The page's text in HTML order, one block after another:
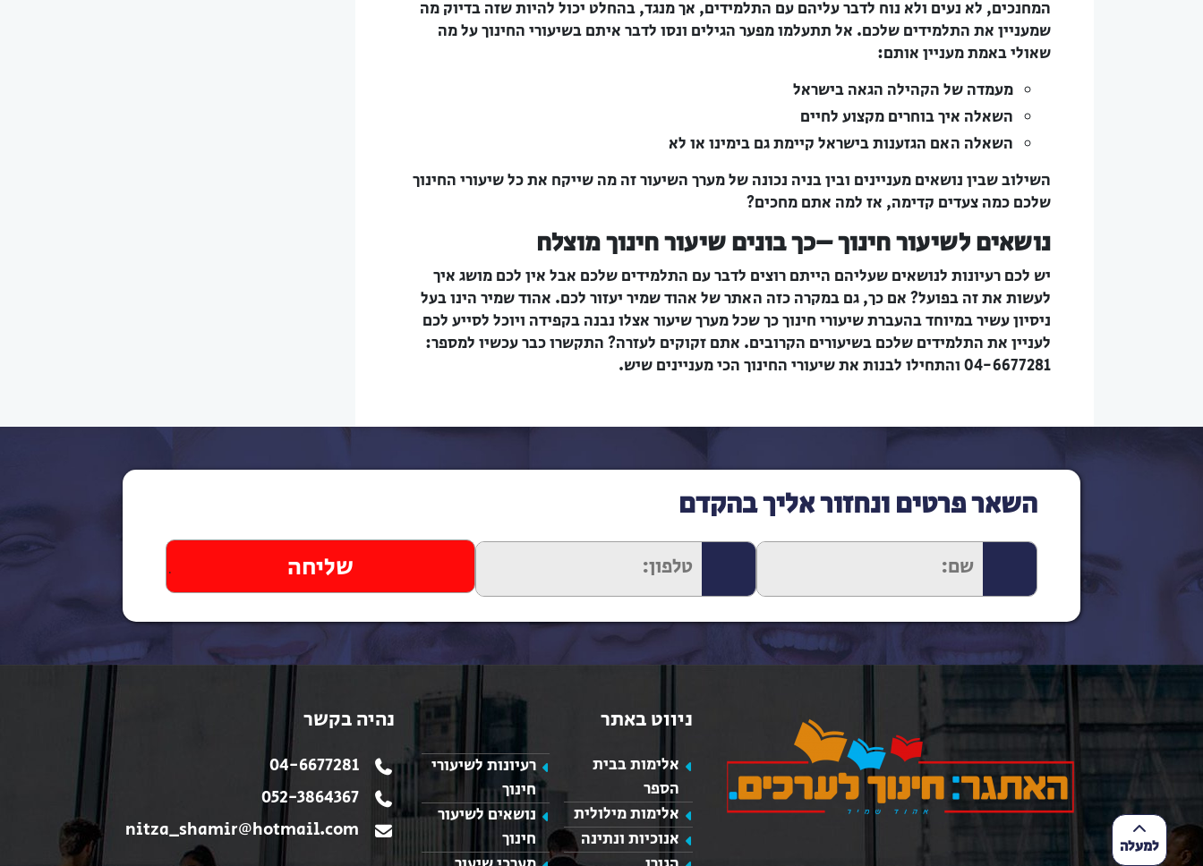
המחנכים, לא נעים ולא נוח לדבר עליהם עם התלמידים, אך מנגד, בהחלט יכול להיות שזה בדיוק מה
שמעניין את התלמידים שלכם. אל תתעלמו מפער הגילים ונסו לדבר איתם בשיעורי החינוך על מה
שאולי באמת מעניין אותם:
מעמדה של הקהילה הגאה בישראל
השאלה איך בוחרים מקצוע לחיים
השאלה האם הגזענות בישראל קיימת גם בימינו או לא
השילוב שבין נושאים מעניינים ובין בניה נכונה של מערך השיעור זה מה שייקח את כל שיעורי החינוך
שלכם כמה צעדים קדימה, אז למה אתם מחכים?
נושאים לשיעור חינוך –כך בונים שיעור חינוך מוצלח
יש לכם רעיונות לנושאים שעליהם הייתם רוצים לדבר עם התלמידים שלכם אבל אין לכם מושג איך
לעשות את זה בפועל? אם כך, גם במקרה כזה האתר של אהוד שמיר יעזור לכם. אהוד שמיר הינו בעל
ניסיון עשיר במיוחד בהעברת שיעורי חינוך כך שכל מערך שיעור אצלו נבנה בקפידה ויוכל לסייע לכם
לעניין את התלמידים שלכם בשיעורים הקרובים. אתם זקוקים לעזרה? התקשרו כבר עכשיו למספר:
04-6677281 והתחילו לבנות את שיעורי החינוך הכי מעניינים שיש.
למעלה
השאר פרטים ונחזור אליך בהקדם
כאן מופיע חלון פייסבוק, למעבר לפייסבוק לחץ כאן
ניווט באתר
אלימות בבית
הספר
אלימות מילולית
אנוכיות ונתינה
רעיונות לשיעורי
חינוך
נושאים לשיעור
חינוך
נהיה בקשר
04-6677281
052-3864367
nitza_shamir@hotmail.com